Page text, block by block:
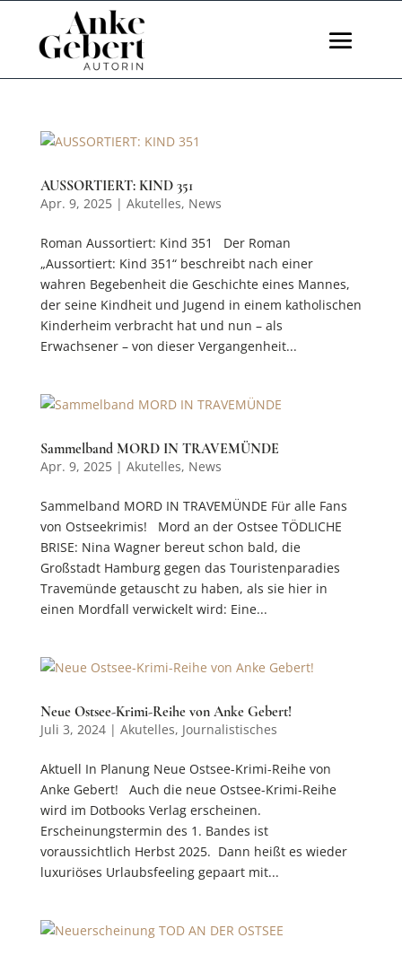
AUSSORTIERT: KIND 351
Apr. 9, 2025| Akutelles, News
Roman Aussortiert: Kind 351 Der Roman
„Aussortiert: Kind 351“ beschreibt nach einer
wahren Begebenheit die Geschichte eines Mannes,
der seine Kindheit und Jugend in einem katholischen
Kinderheim verbracht hat und nun – als
Erwachsener – von dieser Vergangenheit...
Sammelband MORD IN TRAVEMÜNDE
Apr. 9, 2025| Akutelles, News
Sammelband MORD IN TRAVEMÜNDE Für alle Fans
von Ostseekrimis! Mord an der Ostsee TÖDLICHE
BRISE: Nina Wagner bereut schon bald, die
Großstadt Hamburg gegen das Touristenparadies
Travemünde getauscht zu haben, als sie hier in
einen Mordfall verwickelt wird: Eine...
Neue Ostsee-Krimi-Reihe von Anke Gebert!
Juli 3, 2024| Akutelles, Journalistisches
Aktuell In Planung Neue Ostsee-Krimi-Reihe von
Anke Gebert! Auch die neue Ostsee-Krimi-Reihe
wird im Dotbooks Verlag erscheinen.
Erscheinungstermin des 1. Bandes ist
voraussichtlich Herbst 2025. Dann heißt es wieder
luxuriöses Urlaubsfeeling gepaart mit...